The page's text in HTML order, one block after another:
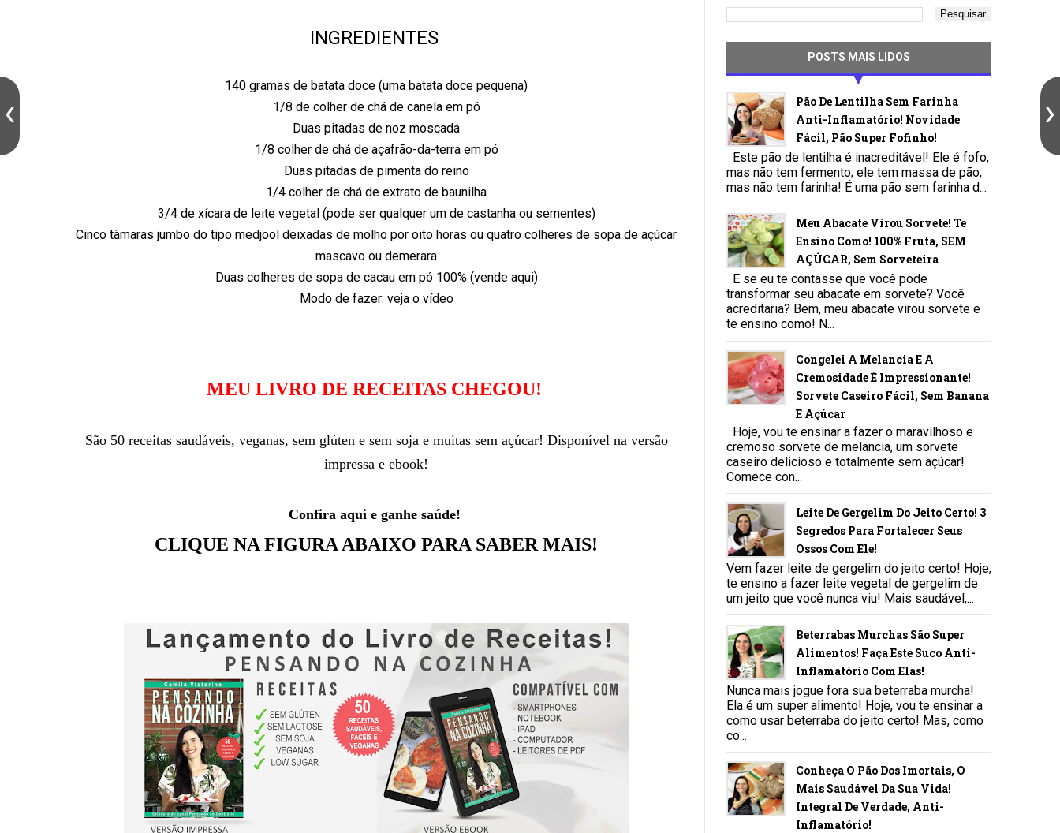
INGREDIENTES
140 gramas de batata doce (uma batata doce pequena)
1/8 de colher de chá de canela em pó
Duas pitadas de noz moscada
1/8 colher de chá de açafrão-da-terra em pó
Duas pitadas de pimenta do reino
1/4 colher de chá de extrato de baunilha
3/4 de xícara de leite vegetal (pode ser qualquer um de castanha ou sementes)
Cinco tâmaras jumbo do tipo medjool deixadas de molho por oito horas ou quatro colheres de sopa de açúcar
mascavo ou demerara
Duas colheres de sopa de cacau em pó 100% (vende aqui)
Modo de fazer: veja o vídeo
MEU LIVRO DE RECEITAS CHEGOU!
São 50 receitas saudáveis, veganas, sem glúten e sem soja e muitas sem açúcar! Disponível na versão
impressa e ebook!
Confira aqui e ganhe saúde!
CLIQUE NA FIGURA ABAIXO PARA SABER MAIS!
POSTS MAIS LIDOS
Pão De Lentilha Sem Farinha
Anti-Inflamatório! Novidade
Fácil, Pão Super Fofinho!
Este pão de lentilha é inacreditável! Ele é fofo,
mas não tem fermento; ele tem massa de pão,
mas não tem farinha! É uma pão sem farinha d...
Meu Abacate Virou Sorvete! Te
Ensino Como! 100% Fruta, SEM
AÇÚCAR, Sem Sorveteira
E se eu te contasse que você pode
transformar seu abacate em sorvete? Você
acreditaria? Bem, meu abacate virou sorvete e
te ensino como! N...
Congelei A Melancia E A
Cremosidade É Impressionante!
Sorvete Caseiro Fácil, Sem Banana
E Açúcar
Hoje, vou te ensinar a fazer o maravilhoso e
cremoso sorvete de melancia, um sorvete
caseiro delicioso e totalmente sem açúcar!
Comece con...
Leite De Gergelim Do Jeito Certo! 3
Segredos Para Fortalecer Seus
Ossos Com Ele!
Vem fazer leite de gergelim do jeito certo! Hoje,
te ensino a fazer leite vegetal de gergelim de
um jeito que você nunca viu! Mais saudável,...
Beterrabas Murchas São Super
Alimentos! Faça Este Suco Anti-
Inflamatório Com Elas!
Nunca mais jogue fora sua beterraba murcha!
Ela é um super alimento! Hoje, vou te ensinar a
como usar beterraba do jeito certo! Mas, como
co...
Conheça O Pão Dos Imortais, O
Mais Saudável Da Sua Vida!
Integral De Verdade, Anti-
Inflamatório!